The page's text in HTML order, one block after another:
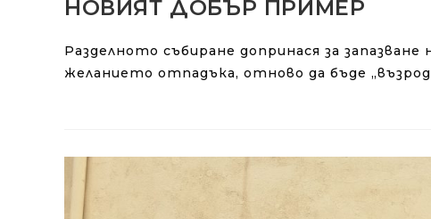
НОВИЯТ ДОБЪР ПРИМЕР
Разделното събиране допринася за
желанието отпадъка, отново да бъде